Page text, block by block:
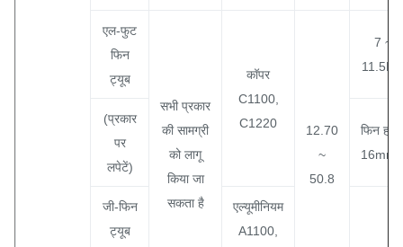
एल-फुट
फिन
ट्यूब
सभी प्रकार
की सामग्री
को लागू
किया जा
सकता है
कॉपर
C1100,
C1220
12.70
~
50.8
7 ~
(प्रकार
पर
लपेटें)
फिन
जी-फिन
ट्यूब
एल्यूमीनियम
A1100,